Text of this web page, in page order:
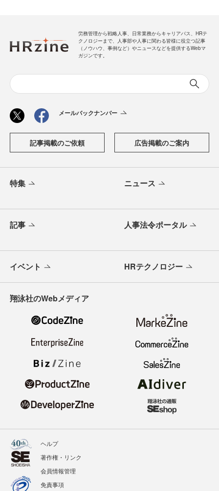
労務管理から戦略人事、日常業務からキャリアパス、HRテ
クノロジーまで、人事部や人事に関わる皆様に役立つ記事
（ノウハウ、事例など）やニュースなどを提供するWebマ
ガジンです。
メールバックナンバー
記事掲載のご依頼 広告掲載のご案内
特集 ニュース
記事 人事法令ポータル
イベント HRテクノロジー
翔泳社のWebメディア
ヘルプ
著作権・リンク
会員情報管理
免責事項